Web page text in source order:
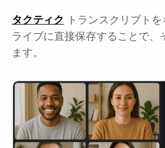
タクティク トランスクリプト
ライブに直接保存することで、
ます。